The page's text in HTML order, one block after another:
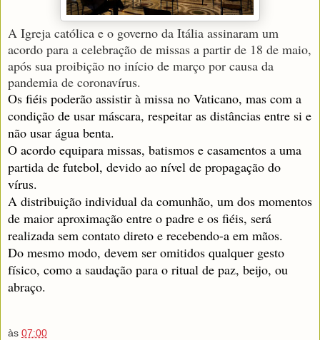
A Igreja católica e o governo da Itália assinaram um
acordo para a celebração de missas a partir de 18 de maio,
após sua proibição no início de março por causa da
pandemia de coronavírus.
Os fiéis poderão assistir à missa no Vaticano, mas com a
condição de usar máscara, respeitar as distâncias entre si e
não usar água benta.
O acordo equipara missas, batismos e casamentos a uma
partida de futebol, devido ao nível de propagação do
vírus.
A distribuição individual da comunhão, um dos momentos
de maior aproximação entre o padre e os fiéis, será
realizada sem contato direto e recebendo-a em mãos.
Do mesmo modo, devem ser omitidos qualquer gesto
físico, como a saudação para o ritual de paz, beijo, ou
abraço.
às 07:00